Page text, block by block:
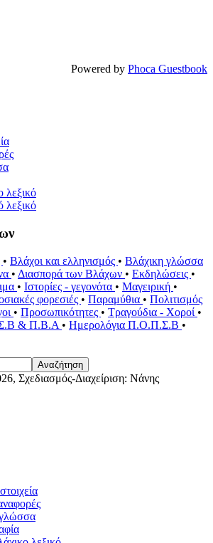
Powered by Phoca Guestbook
λεξικό
λεξικό
• Βλάχοι και ελληνισμός • Βλάχικη γλώσσα
• Διασπορά των Βλάχων • Εκδηλώσεις •
• Ιστορίες - γεγονότα • Μαγειρική •
φορεσιές • Παραμύθια • Πολιτισμός
• Προσωπικότητες • Τραγούδια - Χοροί •
& Π.Β.Α • Ημερολόγια Π.Ο.Π.Σ.Β •
Αναζήτηση
Σχεδιασμός-Διαχείριση: Νάνης